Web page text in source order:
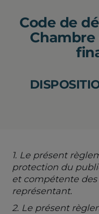
Code de
1. Le présent
protection du
et compétente
représentant.
2. Le présent